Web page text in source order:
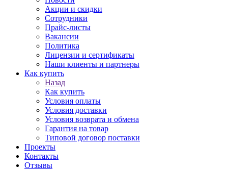
Акции и скидки
Сотрудники
Прайс-листы
Вакансии
Политика
Лицензии и сертификаты
Наши клиенты и партнеры
Как купить
Назад
Как купить
Условия оплаты
Условия доставки
Условия возврата и обмена
Гарантия на товар
Типовой договор поставки
Проекты
Контакты
Отзывы